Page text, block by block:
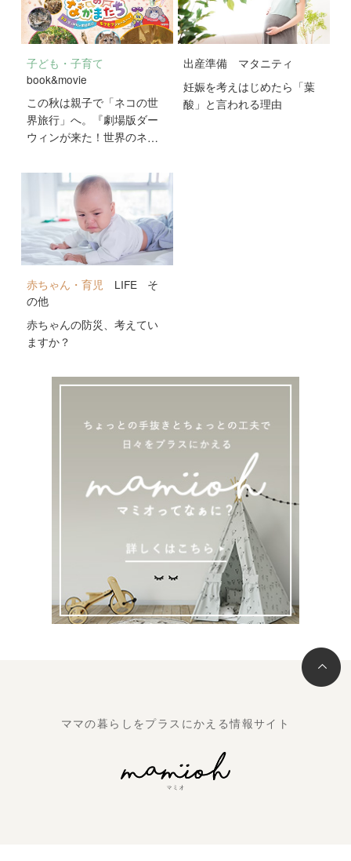
子ども・子育て
book&movie
この秋は親子で「ネコの世
界旅行」へ。『劇場版ダー
ウィンが来た！世界のネコ
公開！
出産準備
マタニティ
妊娠を考えはじめたら「葉
酸」と言われる理由
赤ちゃん・育児 LIFE
そ
の他
赤ちゃんの防災、考えてい
ますか？
ママの暮らしをプラスにかえる情報サイト